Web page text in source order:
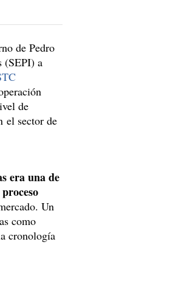
de Pedro
(SEPI) a
de
el sector de
era una de
Un
como
cronología